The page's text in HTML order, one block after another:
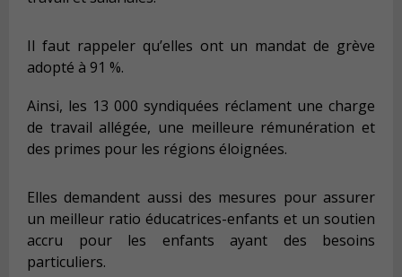
Il faut rappeler qu’elles ont un mandat de grève
adopté à 91 %.
Ainsi, les 13 000 syndiquées réclament une charge
de travail allégée, une meilleure rémunération et
des primes pour les régions éloignées.
Elles demandent aussi des mesures pour assurer
un meilleur ratio éducatrices-enfants et un soutien
accru pour les enfants ayant des besoins
particuliers.